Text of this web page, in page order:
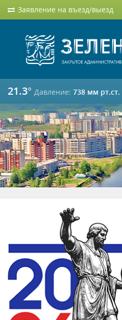
Заявление на въезд/выезд
21.3° Давление: 738 мм рт.ст.